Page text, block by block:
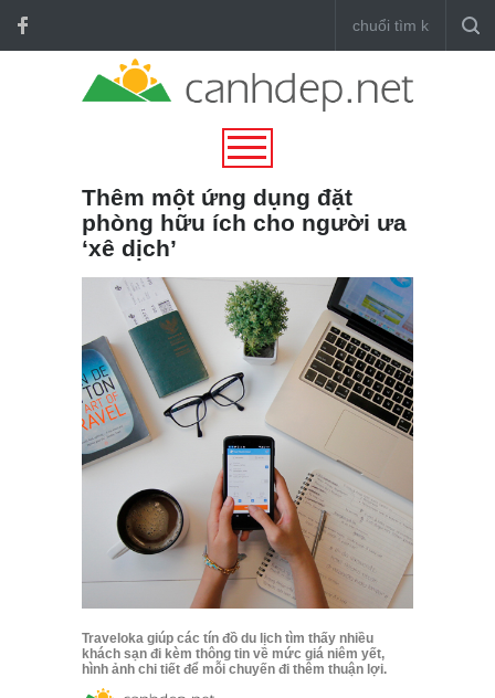
Thêm một ứng dụng đặt
phòng hữu ích cho người ưa
‘xê dịch’
Traveloka giúp các tín đồ du lịch tìm thấy nhiều
khách sạn đi kèm thông tin về mức giá niêm yết,
hình ảnh chi tiết để mỗi chuyến đi thêm thuận lợi.